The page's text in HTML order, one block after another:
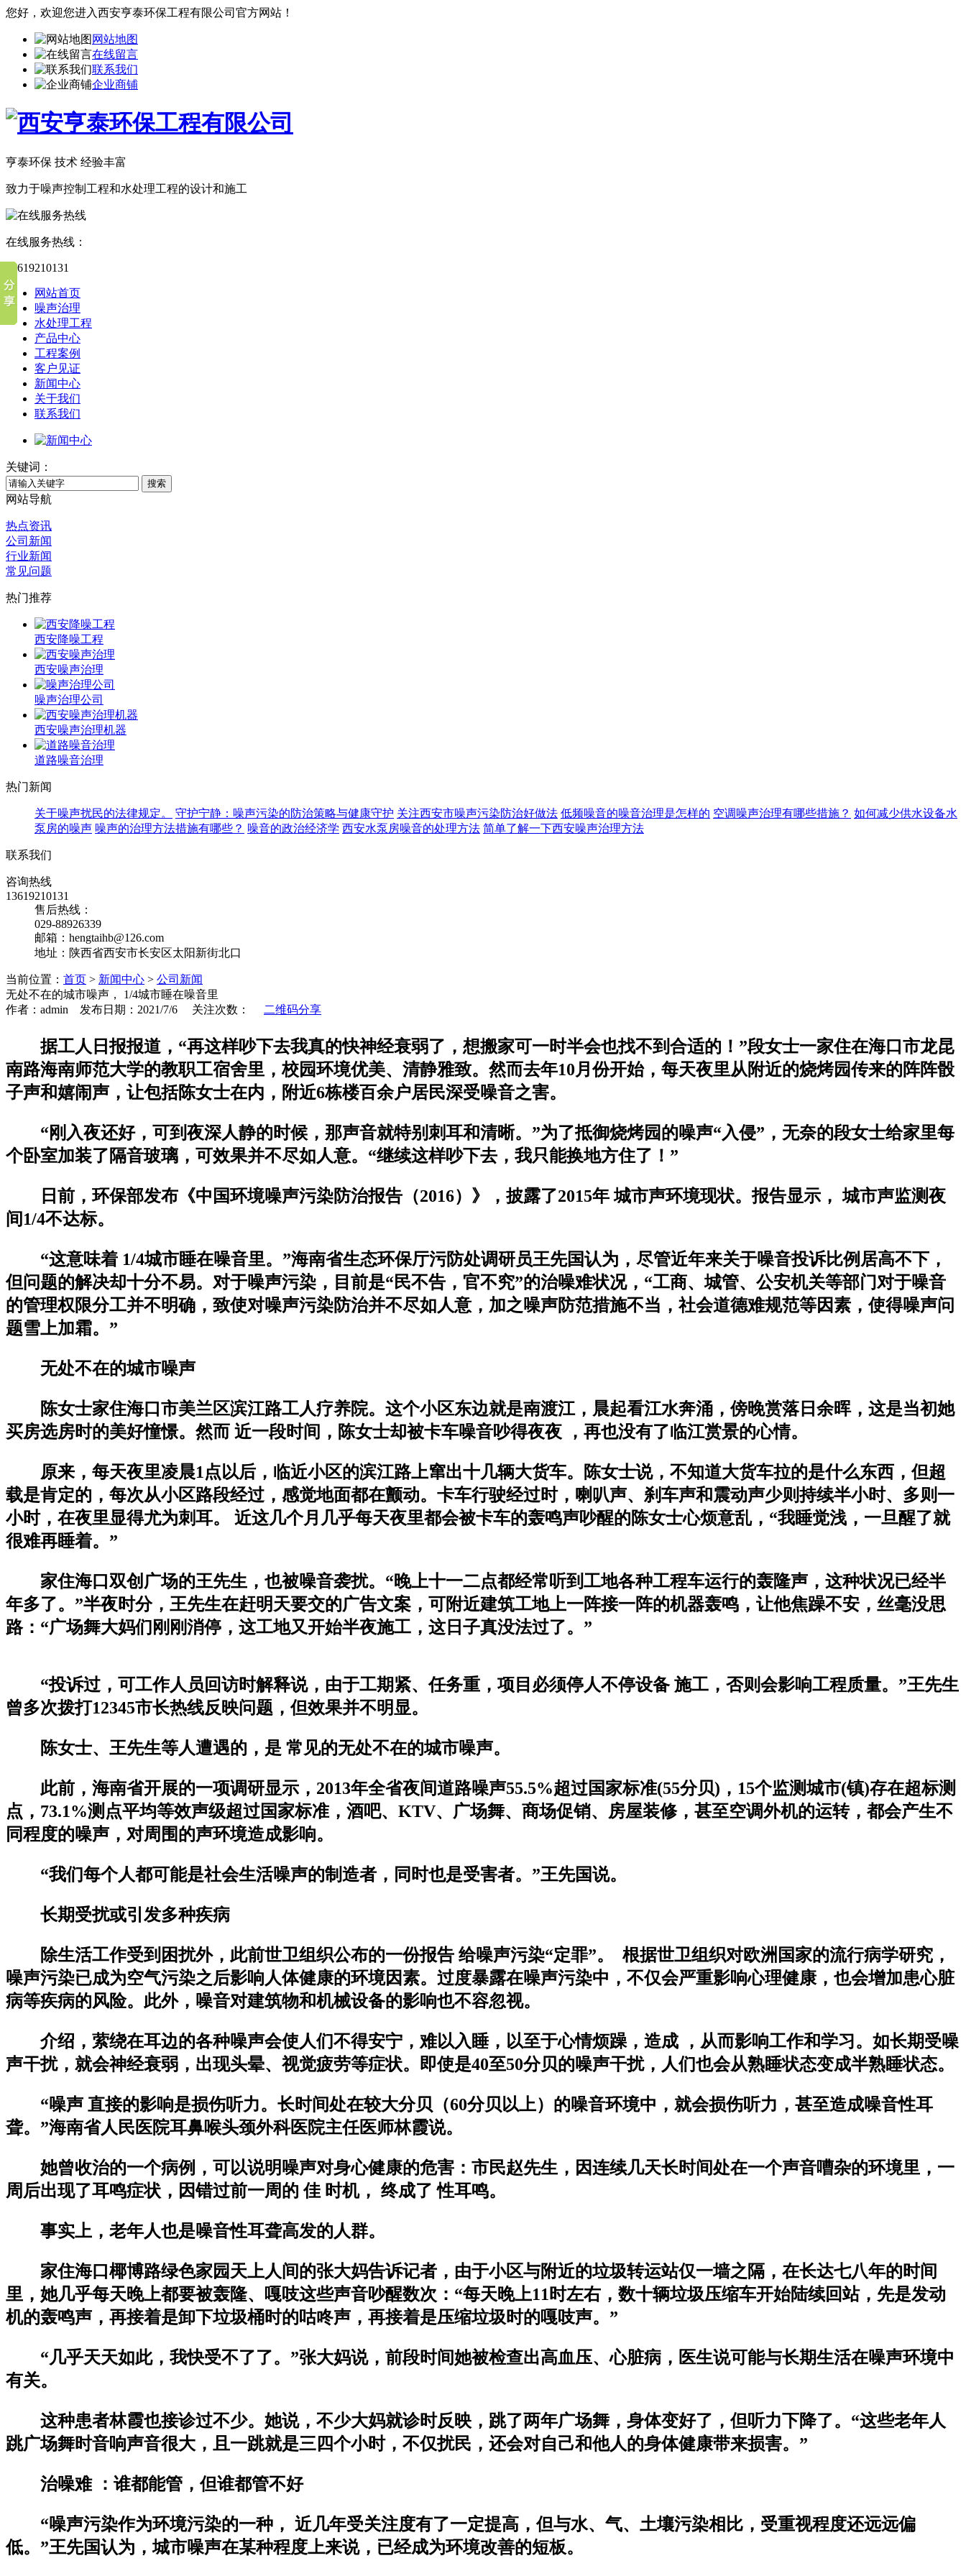
您好，欢迎您进入西安亨泰环保工程有限公司官方网站！
网站地图
在线留言
联系我们
企业商铺
亨泰环保 技术 经验丰富
致力于噪声控制工程和水处理工程的设计和施工
在线服务热线：
13619210131
网站首页
噪声治理
水处理工程
产品中心
工程案例
客户见证
新闻中心
关于我们
联系我们
关键词：
搜索
网站导航
热点资讯
公司新闻
行业新闻
常见问题
热门推荐
西安降噪工程
西安噪声治理
噪声治理公司
西安噪声治理机器
道路噪音治理
热门新闻
关于噪声扰民的法律规定。 守护宁静：噪声污染的防治策略与健康守护 关注西安市噪声污染防治好做法 低频噪音的噪音治理是怎样的 空调噪声治理有哪些措施？ 如何减少供水设备水
泵房的噪声 噪声的治理方法措施有哪些？ 噪音的政治经济学 西安水泵房噪音的处理方法 简单了解一下西安噪声治理方法
联系我们
咨询热线
13619210131
售后热线：
029-88926339
邮箱：hengtaihb@126.com
地址：陕西省西安市长安区太阳新街北口
当前位置： 首页 > 新闻中心 > 公司新闻
无处不在的城市噪声， 1/4城市睡在噪音里
作者：admin 发布日期：2021/7/6 关注次数：
二维码分享
据工人日报报道，“再这样吵下去我真的快神经衰弱了，想搬家可一时半会也找不到合适的！”段女士一家住在海口市龙昆
南路海南师范大学的教职工宿舍里，校园环境优美、清静雅致。然而去年10月份开始，每天夜里从附近的烧烤园传来的阵阵骰
子声和嬉闹声，让包括陈女士在内，附近6栋楼百余户居民深受噪音之害。
“刚入夜还好，可到夜深人静的时候，那声音就特别刺耳和清晰。”为了抵御烧烤园的噪声“入侵”，无奈的段女士给家里每
个卧室加装了隔音玻璃，可效果并不尽如人意。“继续这样吵下去，我只能换地方住了！”
日前，环保部发布《中国环境噪声污染防治报告（2016）》，披露了2015年 城市声环境现状。报告显示， 城市声监测夜
间1/4不达标。
“这意味着 1/4城市睡在噪音里。”海南省生态环保厅污防处调研员王先国认为，尽管近年来关于噪音投诉比例居高不下，
但问题的解决却十分不易。对于噪声污染，目前是“民不告，官不究”的治噪难状况，“工商、城管、公安机关等部门对于噪音
的管理权限分工并不明确，致使对噪声污染防治并不尽如人意，加之噪声防范措施不当，社会道德难规范等因素，使得噪声问
题雪上加霜。”
无处不在的城市噪声
陈女士家住海口市美兰区滨江路工人疗养院。这个小区东边就是南渡江，晨起看江水奔涌，傍晚赏落日余晖，这是当初她
买房选房时的美好憧憬。然而 近一段时间，陈女士却被卡车噪音吵得夜夜 ，再也没有了临江赏景的心情。
原来，每天夜里凌晨1点以后，临近小区的滨江路上窜出十几辆大货车。陈女士说，不知道大货车拉的是什么东西，但超
载是肯定的，每次从小区路段经过，感觉地面都在颤动。卡车行驶经过时，喇叭声、刹车声和震动声少则持续半小时、多则一
小时，在夜里显得尤为刺耳。 近这几个月几乎每天夜里都会被卡车的轰鸣声吵醒的陈女士心烦意乱，“我睡觉浅，一旦醒了就
很难再睡着。”
家住海口双创广场的王先生，也被噪音袭扰。“晚上十一二点都经常听到工地各种工程车运行的轰隆声，这种状况已经半
年多了。”半夜时分，王先生在赶明天要交的广告文案，可附近建筑工地上一阵接一阵的机器轰鸣，让他焦躁不安，丝毫没思
路：“广场舞大妈们刚刚消停，这工地又开始半夜施工，这日子真没法过了。”
“投诉过，可工作人员回访时解释说，由于工期紧、任务重，项目必须停人不停设备 施工，否则会影响工程质量。”王先生
曾多次拨打12345市长热线反映问题，但效果并不明显。
陈女士、王先生等人遭遇的，是 常见的无处不在的城市噪声。
此前，海南省开展的一项调研显示，2013年全省夜间道路噪声55.5%超过国家标准(55分贝)，15个监测城市(镇)存在超标测
点，73.1%测点平均等效声级超过国家标准，酒吧、KTV、广场舞、商场促销、房屋装修，甚至空调外机的运转，都会产生不
同程度的噪声，对周围的声环境造成影响。
“我们每个人都可能是社会生活噪声的制造者，同时也是受害者。”王先国说。
长期受扰或引发多种疾病
除生活工作受到困扰外，此前世卫组织公布的一份报告 给噪声污染“定罪”。 根据世卫组织对欧洲国家的流行病学研究，
噪声污染已成为空气污染之后影响人体健康的环境因素。过度暴露在噪声污染中，不仅会严重影响心理健康，也会增加患心脏
病等疾病的风险。此外，噪音对建筑物和机械设备的影响也不容忽视。
介绍，萦绕在耳边的各种噪声会使人们不得安宁，难以入睡，以至于心情烦躁，造成 ，从而影响工作和学习。如长期受噪
声干扰，就会神经衰弱，出现头晕、视觉疲劳等症状。即使是40至50分贝的噪声干扰，人们也会从熟睡状态变成半熟睡状态。
“噪声 直接的影响是损伤听力。长时间处在较大分贝（60分贝以上）的噪音环境中，就会损伤听力，甚至造成噪音性耳
聋。”海南省人民医院耳鼻喉头颈外科医院主任医师林霞说。
她曾收治的一个病例，可以说明噪声对身心健康的危害：市民赵先生，因连续几天长时间处在一个声音嘈杂的环境里，一
周后出现了耳鸣症状，因错过前一周的 佳 时机， 终成了 性耳鸣。
事实上，老年人也是噪音性耳聋高发的人群。
家住海口椰博路绿色家园天上人间的张大妈告诉记者，由于小区与附近的垃圾转运站仅一墙之隔，在长达七八年的时间
里，她几乎每天晚上都要被轰隆、嘎吱这些声音吵醒数次：“每天晚上11时左右，数十辆垃圾压缩车开始陆续回站，先是发动
机的轰鸣声，再接着是卸下垃圾桶时的咕咚声，再接着是压缩垃圾时的嘎吱声。”
“几乎天天如此，我快受不了了。”张大妈说，前段时间她被检查出高血压、心脏病，医生说可能与长期生活在噪声环境中
有关。
这种患者林霞也接诊过不少。她说，不少大妈就诊时反映，跳了两年广场舞，身体变好了，但听力下降了。“这些老年人
跳广场舞时音响声音很大，且一跳就是三四个小时，不仅扰民，还会对自己和他人的身体健康带来损害。”
治噪难 ：谁都能管，但谁都管不好
“噪声污染作为环境污染的一种， 近几年受关注度有了一定提高，但与水、气、土壤污染相比，受重视程度还远远偏
低。”王先国认为，城市噪声在某种程度上来说，已经成为环境改善的短板。